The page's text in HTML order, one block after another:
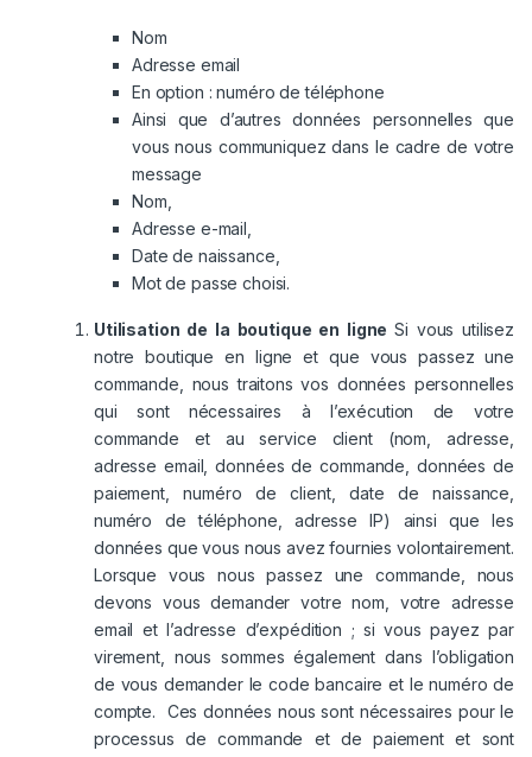
Nom
Adresse email
En option : numéro de téléphone
Ainsi que d’autres données personnelles que
vous nous communiquez dans le cadre de votre
message
Nom,
Adresse e-mail,
Date de naissance,
Mot de passe choisi.
Utilisation de la boutique en ligneSi vous utilisez
notre boutique en ligne et que vous passez une
commande, nous traitons vos données personnelles
qui sont nécessaires à l’exécution de votre
commande et au service client (nom, adresse,
adresse email, données de commande, données de
paiement, numéro de client, date de naissance,
numéro de téléphone, adresse IP) ainsi que les
données que vous nous avez fournies volontairement.
Lorsque vous nous passez une commande, nous
devons vous demander votre nom, votre adresse
email et l’adresse d’expédition ; si vous payez par
virement, nous sommes également dans l’obligation
de vous demander le code bancaire et le numéro de
compte. Ces données nous sont nécessaires pour le
processus de commande et de paiement et sont